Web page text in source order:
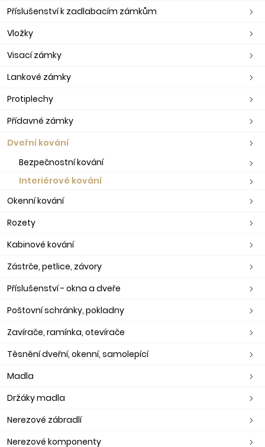
Příslušenství k zadlabacím zámkům
Vložky
Visací zámky
Lankové zámky
Protiplechy
Přídavné zámky
Dveřní kování
Bezpečnostní kování
Interiérové kování
Okenní kování
Rozety
Kabinové kování
Zástrče, petlice, závory
Příslušenství - okna a dveře
Poštovní schránky, pokladny
Zavírače, ramínka, otevírače
Těsnění dveřní, okenní, samolepící
Madla
Držáky madla
Nerezové zábradlí
Nerezové komponenty